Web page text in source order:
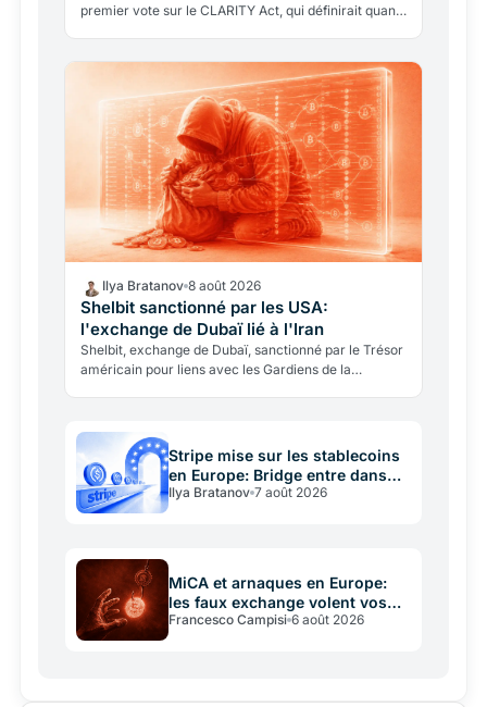
premier vote sur le CLARITY Act, qui définirait quand
Ilya Bratanov 8 août 2026
Shelbit sanctionné par les USA:
l'exchange de Dubaï lié à l'Iran
Shelbit, exchange de Dubaï, sanctionné par le Trésor
américain pour liens avec les Gardiens de la
Stripe mise sur les stablecoins
en Europe: Bridge entre dans
MiCA
Ilya Bratanov 7 août 2026
MiCA et arnaques en Europe:
les faux exchange volent vos
crypto
Francesco Campisi 6 août 2026